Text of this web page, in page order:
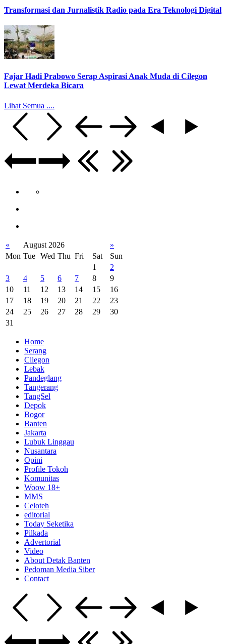
Transformasi dan Jurnalistik Radio pada Era Teknologi Digital
Fajar Hadi Prabowo Serap Aspirasi Anak Muda di Cilegon
Lewat Merdeka Bicara
Lihat Semua ....
« August 2026
»
Mon Tue Wed Thu Fri Sat
Sun
1
2
3
4 5 6 7 8
9
10
11 12 13 14 15
16
17
18 19 20 21 22
23
24
25 26 27 28 29
30
31
Home
Serang
Cilegon
Lebak
Pandeglang
Tangerang
TangSel
Depok
Bogor
Banten
Jakarta
Lubuk Linggau
Nusantara
Opini
Profile Tokoh
Komunitas
Woow 18+
MMS
Celoteh
editorial
Today Seketika
Pilkada
Advertorial
Video
About Detak Banten
Pedoman Media Siber
Contact